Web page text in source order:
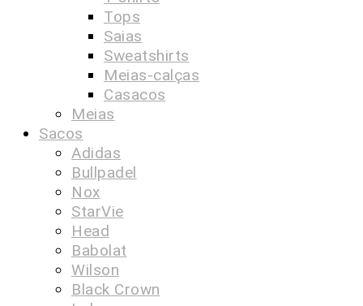
Tops
Saias
Sweatshirts
Meias-calças
Casacos
Meias
Sacos
Adidas
Bullpadel
Nox
StarVie
Head
Babolat
Wilson
Black Crown